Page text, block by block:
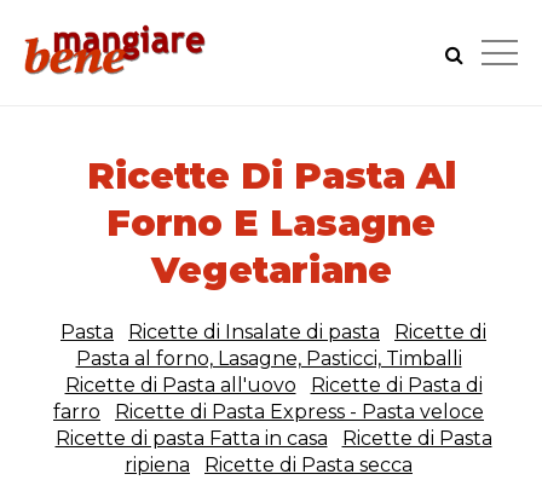
Ricette Di Pasta Al
Forno E Lasagne
Vegetariane
Pasta Ricette di Insalate di pasta
Ricette di
Pasta al forno, Lasagne, Pasticci, Timballi
Ricette di Pasta all'uovo
Ricette di Pasta di
farro
Ricette di Pasta Express - Pasta veloce
Ricette di pasta Fatta in casa
Ricette di Pasta
ripiena
Ricette di Pasta secca